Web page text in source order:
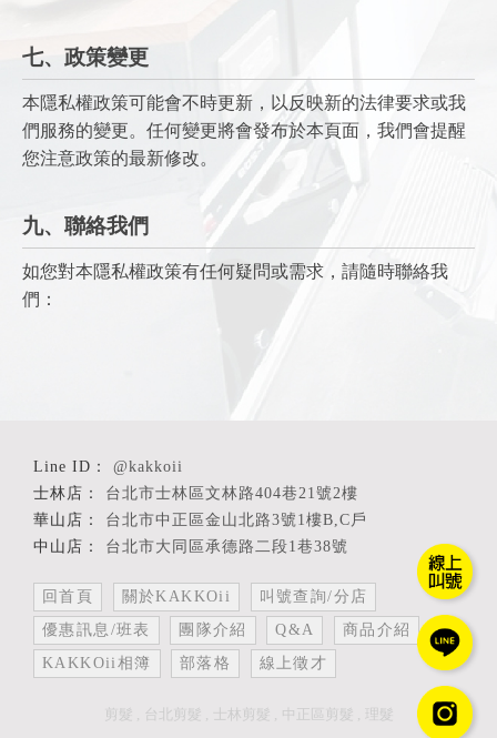
七、政策變更
本隱私權政策可能會不時更新，以反映新的法律要求或我
們服務的變更。任何變更將會發布於本頁面，我們會提醒
您注意政策的最新修改。
九、聯絡我們
如您對本隱私權政策有任何疑問或需求，請隨時聯絡我
們：
@kakkoii
台北市士林區文林路404巷21號2樓
台北市中正區金山北路3號1樓B,C戶
台北市大同區承德路二段1巷38號
回首頁 關於KAKKOii
叫號查詢/分店
優惠訊息/班表
團隊介紹 Q&A
商品介紹
KAKKOii相簿
部落格 線上徵才
剪髮 台北剪髮 士林剪髮 中正區剪髮 理髮